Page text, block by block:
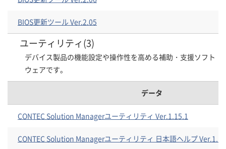
BIOS更新ツール Ver.2.05
ユーティリティ(3)
デバイス製品の機能設定や操作性を高める補助・支援ソフト
ウェアです。
データ
CONTEC Solution Managerユーティリティ Ver.1.15.1
CONTEC Solution Managerユーティリティ 日本語ヘルプ